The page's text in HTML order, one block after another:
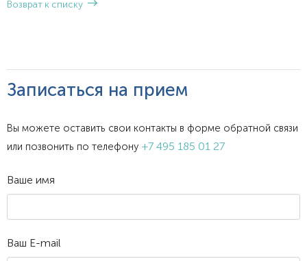
Возврат к списку
Записаться на прием
Вы можете оставить свои контакты в форме обратной связи
или позвонить по телефону +7 495 185 01 27
Ваше имя
Ваш E-mail